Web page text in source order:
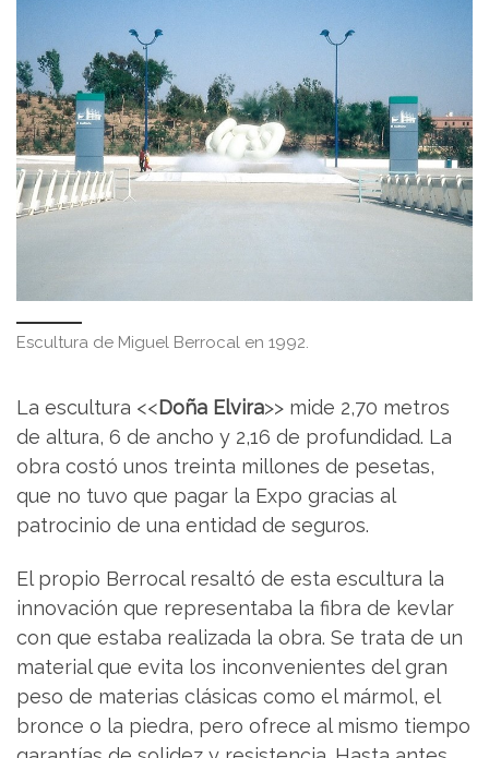
Escultura de Miguel Berrocal en 1992.
La escultura <<Doña Elvira>> mide 2,70 metros
de altura, 6 de ancho y 2,16 de profundidad. La
obra costó unos treinta millones de pesetas,
que no tuvo que pagar la Expo gracias al
patrocinio de una entidad de seguros.
El propio Berrocal resaltó de esta escultura la
innovación que representaba la fibra de kevlar
con que estaba realizada la obra. Se trata de un
material que evita los inconvenientes del gran
peso de materias clásicas como el mármol, el
bronce o la piedra, pero ofrece al mismo tiempo